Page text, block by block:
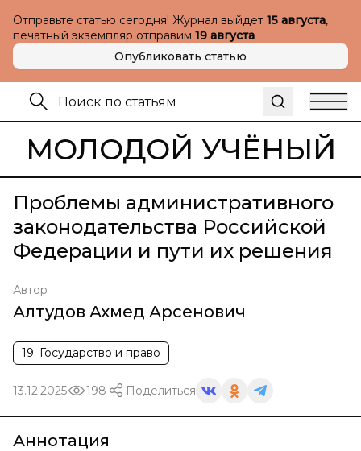
Отправьте статью сегодня! Журнал выйдет 15 августа,
печатный экземпляр отправим 19 августа
Опубликовать статью
МОЛОДОЙ УЧЁНЫЙ
Проблемы административного
законодательства Российской
Федерации и пути их решения
Автор
Алтудов Ахмед Арсенович
19. Государство и право
13.12.2025 198 Поделиться
Аннотация